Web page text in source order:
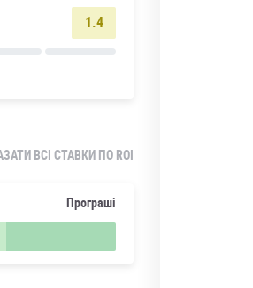
1.4
ВСІ СТАВКИ ПО ROI
Програші